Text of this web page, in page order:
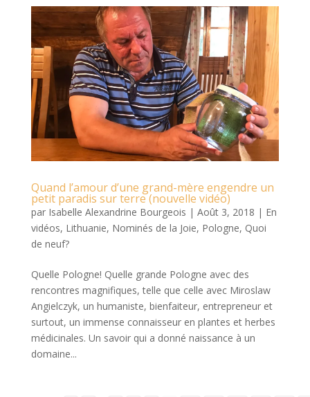
Quand l’amour d’une grand-mère engendre un
petit paradis sur terre (nouvelle vidéo)
par Isabelle Alexandrine Bourgeois | Août 3, 2018 | En
vidéos, Lithuanie, Nominés de la Joie, Pologne, Quoi
de neuf?
Quelle Pologne! Quelle grande Pologne avec des
rencontres magnifiques, telle que celle avec Miroslaw
Angielczyk, un humaniste, bienfaiteur, entrepreneur et
surtout, un immense connaisseur en plantes et herbes
médicinales. Un savoir qui a donné naissance à un
domaine...